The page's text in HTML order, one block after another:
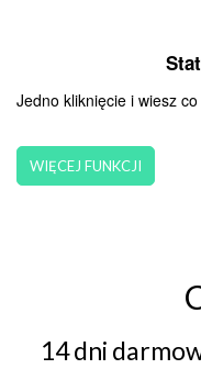
Jedno kliknięcie i wiesz
WIĘCEJ FUNKCJI
14 dni